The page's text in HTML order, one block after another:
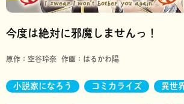
今度は絶対に邪魔しませんっ！
原作： 空谷玲奈 作画： はるかわ陽
小説家になろう コミカライズ 異世